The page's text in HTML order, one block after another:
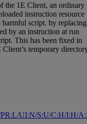
the 1E Client, an ordinary
instruction resource
harmful script. by
by an instruction at run
This has been fixed in
temporary
UI:N/S:U/C:H/I:H/